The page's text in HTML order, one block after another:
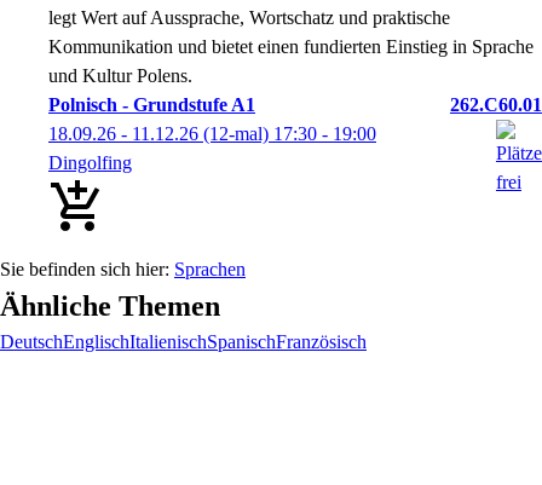
legt Wert auf Aussprache, Wortschatz und praktische
Kommunikation und bietet einen fundierten Einstieg in Sprache
und Kultur Polens.
Polnisch - Grundstufe A1
262.C60.01
18.09.26 - 11.12.26 (12-mal) 17:30 - 19:00
Dingolfing
Sprachen
Ähnliche Themen
DeutschEnglischItalienischSpanischFranzösisch